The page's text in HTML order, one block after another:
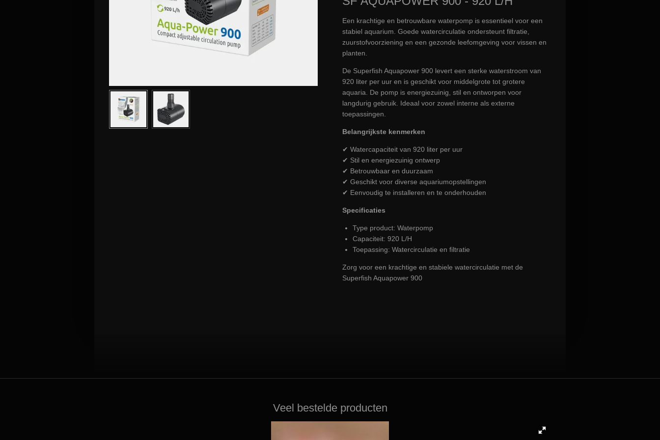
Een krachtige en betrouwbare waterpomp is essentieel voor een
stabiel aquarium. Goede watercirculatie ondersteunt filtratie,
zuurstofvoorziening en een gezonde leefomgeving voor vissen en
planten.
De Superfish Aquapower 900 levert een sterke waterstroom van
920 liter per uur en is geschikt voor middelgrote tot grotere
aquaria. De pomp is energiezuinig, stil en ontworpen voor
langdurig gebruik. Ideaal voor zowel interne als externe
toepassingen.
Belangrijkste kenmerken
✔ Watercapaciteit van 920 liter per uur
✔ Stil en energiezuinig ontwerp
✔ Betrouwbaar en duurzaam
✔ Geschikt voor diverse aquariumopstellingen
✔ Eenvoudig te installeren en te onderhouden
Specificaties
Type product: Waterpomp
Capaciteit: 920 L/H
Toepassing: Watercirculatie en filtratie
Zorg voor een krachtige en stabiele watercirculatie met de
Superfish Aquapower 900
Veel bestelde producten